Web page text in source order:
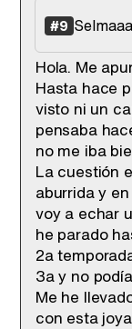
#9 Selmaaa
Hola. Me
Hasta hace
visto ni un
pensaba
no me iba
La cuestión
aburrida y
voy a echar
he parado
2a
3a y no
Me he
con esta